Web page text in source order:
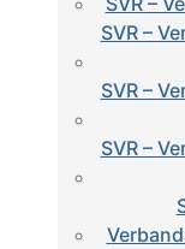
SVR –
SVR –
SVR –